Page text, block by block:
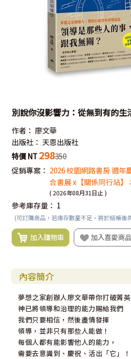
別說你沒影響力：從無到有的生
作者： 廖文華
出版社： 天恩出版社
特價 NT 298350
促銷專案： 2026 校園網路書房 週年
合書展 x【關係同行站】
( 2026年08月31日止 )
參考庫存量： 1
(可訂購商品，若庫存數量不足，將於結帳後
加入購物車 加入喜愛商品
內容簡介
夢想之家創辦人廖文華帶你打破菁
神已將領導和治理的能力賜給我們
我們只要相信，然後盡情發揮
領導，並非只有那些人能做！
每個人都有能影響他人的能力，
需要去意識到、慶祝、活出「它」！